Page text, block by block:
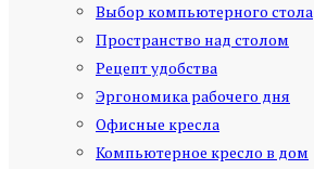
Выбор компьютерного стола
Пространство над столом
Рецепт удобства
Эргономика рабочего дня
Офисные кресла
Компьютерное кресло в дом